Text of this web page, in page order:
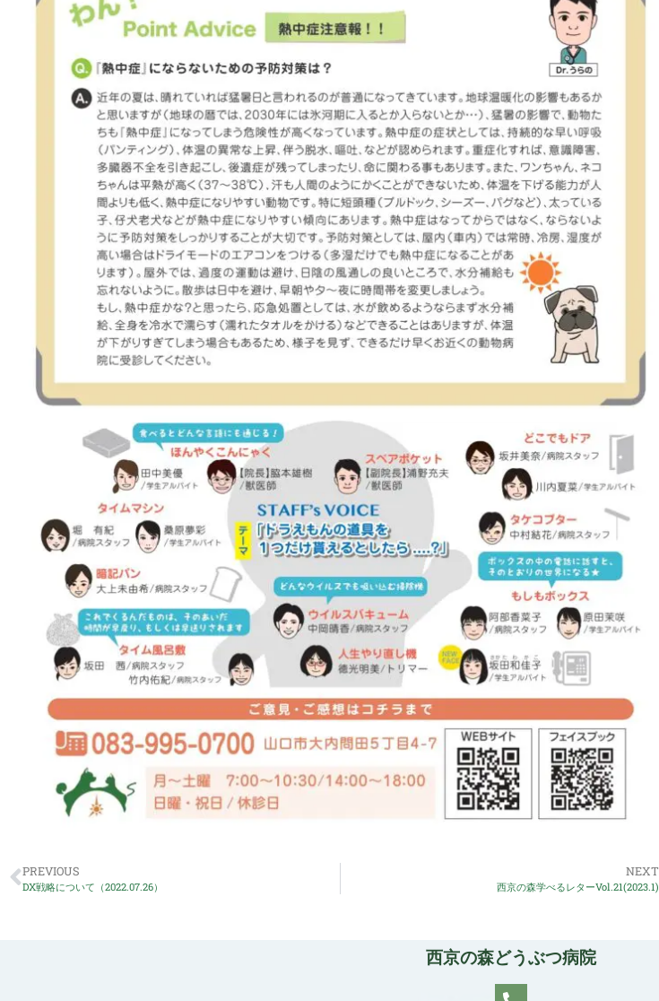
PREVIOUS
DX戦略について（2022.07.26）
NEXT
西京の森学べるレターVol.21(2023.1)
西京の森どうぶつ病院